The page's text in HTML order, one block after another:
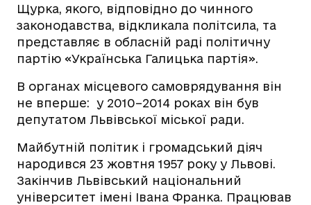
Щурка, якого, відповідно до чинного
законодавства, відкликала політсила, та
представляє в обласній раді політичну
партію «Українська Галицька партія».
В органах місцевого самоврядування він
не вперше: у 2010–2014 роках він був
депутатом Львівської міської ради.
Майбутній політик і громадський діяч
народився 23 жовтня 1957 року у Львові.
Закінчив Львівський національний
університет імені Івана Франка. Працював